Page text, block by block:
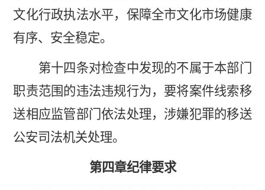
文化行政执法水平，保障全市文化市场健康
有序、安全稳定。
第十四条对检查中发现的不属于本部门
职责范围的违法违规行为，要将案件线索移
送相应监管部门依法处理，涉嫌犯罪的移送
公安司法机关处理。
第四章纪律要求